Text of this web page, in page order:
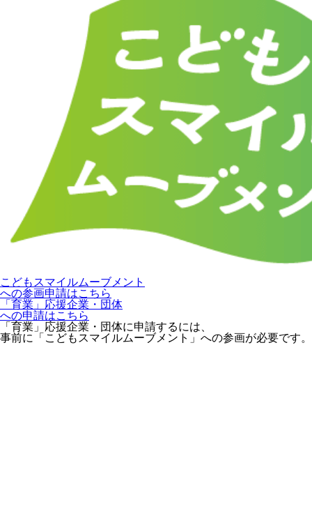
こどもスマイルムーブメント
への参画申請はこちら
「育業」応援企業・団体
への申請はこちら
「育業」応援企業・団体に申請するには、
事前に「こどもスマイルムーブメント」への参画が必要です。